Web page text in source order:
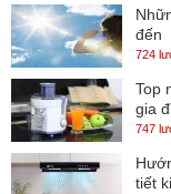
cho gia đình mình
nhỏ gọn, nhưng
cho không gian bếp
đến
724
Top
gia
747
tiết